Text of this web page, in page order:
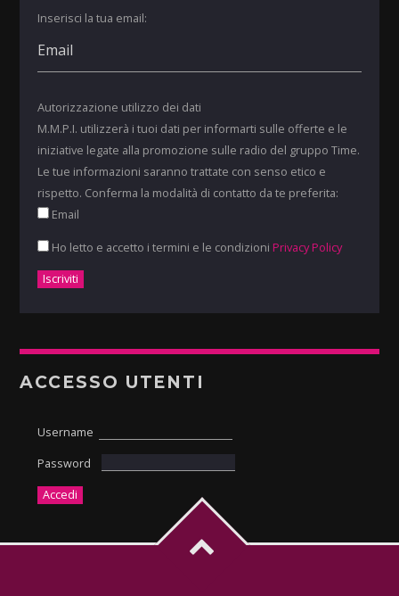
Inserisci la tua email:
Autorizzazione utilizzo dei dati
M.M.P.I. utilizzerà i tuoi dati per informarti sulle offerte e le
iniziative legate alla promozione sulle radio del gruppo Time.
Le tue informazioni saranno trattate con senso etico e
rispetto. Conferma la modalità di contatto da te preferita:
Email
Ho letto e accetto i termini e le condizioni Privacy Policy
ACCESSO UTENTI
Username
Password